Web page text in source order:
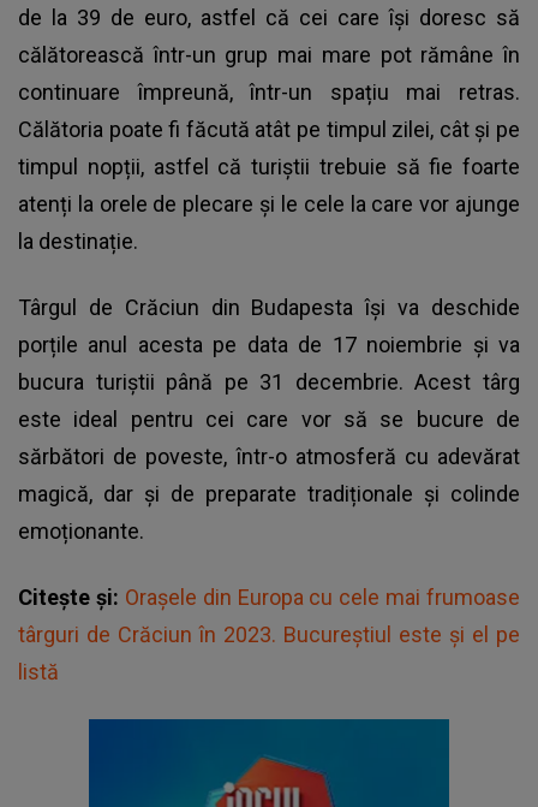
de la 39 de euro, astfel că cei care își doresc să
călătorească într-un grup mai mare pot rămâne în
continuare împreună, într-un spațiu mai retras.
Călătoria poate fi făcută atât pe timpul zilei, cât și pe
timpul nopții, astfel că turiștii trebuie să fie foarte
atenți la orele de plecare și le cele la care vor ajunge
la destinație.
Târgul de Crăciun din Budapesta își va deschide
porțile anul acesta pe data de 17 noiembrie și va
bucura turiștii până pe 31 decembrie. Acest târg
este ideal pentru cei care vor să se bucure de
sărbători de poveste, într-o atmosferă cu adevărat
magică, dar și de preparate tradiționale și colinde
emoționante.
Citește și: Orașele din Europa cu cele mai frumoase
târguri de Crăciun în 2023. Bucureștiul este și el pe
listă